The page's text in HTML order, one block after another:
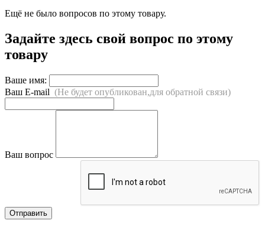
Ещё не было вопросов по этому товару.
Задайте здесь свой вопрос по этому
товару
Ваше имя:
Ваш E-mail (Не будет опубликован,для обратной связи)
Ваш вопрос
Отправить